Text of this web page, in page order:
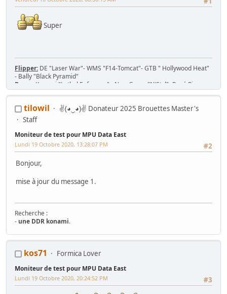
Gottlieb Genesis,Data East Time Machine,Recel Lady Luck (Feu)
Jackpot: Bally Golden Continental
Hors Arcade:La construction de la GameRoom
(Donkey Kong Key Box)
Super
Flipper: DE "Laser War"- WMS "F14-Tomcat"- GTB " Hollywood Heat"
- Bally "Black Pyramid"
Borne:
Konami "Lethal Enforcers" - New Game "N'Styl"- René Pierre
1982 - Jeutel Neo Geo 16/9 - Simulateur Twin Konami "Midnight Run
Jeu/Système de jeu: 53 PCB Jamma, 7 cartouches MVS, slot Neo-Geo
MV-1T, MV-2F, MV-4F, MV-6F
Console:
tilowil
✌(◕‿◕)✌ Donateur 2025 Brouettes Master's
Staff
Moniteur de test pour MPU Data East
#2
Lundi 19 Octobre 2020, 13:28:07 PM
Bonjour,
mise à jour du message 1.
Recherche :
- une DDR konami.
Arcade:Ma première borne JAMMA from scratch
Noel 2014 (Wip Humanitaire)
Flippers:Gottlieb Magnotron, Bally Freedom
Gottlieb Genesis,Data East Time Machine,Recel Lady Luck (Feu)
kos71 Formica Lover
Moniteur de test pour MPU Data East
#3
Lundi 19 Octobre 2020, 20:24:52 PM